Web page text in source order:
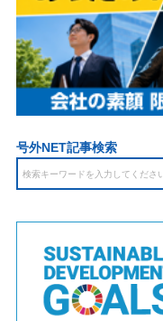
号外NET記事検索